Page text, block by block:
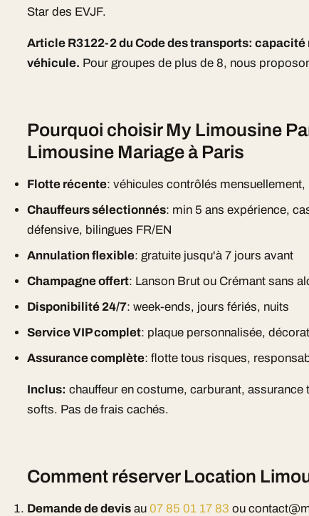
Star des EVJF.
Article R3122-2 du Code des transports: capacité
véhicule. Pour groupes de plus de 8, nous
Pourquoi choisir My Limousine
Limousine Mariage à Paris
Flotte récente: véhicules contrôlés mensuellement,
Chauffeurs sélectionnés: min 5 ans expérience,
défensive, bilingues FR/EN
Annulation flexible: gratuite jusqu'à 7 jours avant
Champagne offert: Lanson Brut ou Crémant sans
Disponibilité 24/7: week-ends, jours fériés, nuits
Service VIP complet: plaque personnalisée,
Assurance complète: flotte tous risques,
Inclus: chauffeur en costume, carburant,
softs. Pas de frais cachés.
Comment réserver Location
Demande de devis au07 85 01 17 83 ou